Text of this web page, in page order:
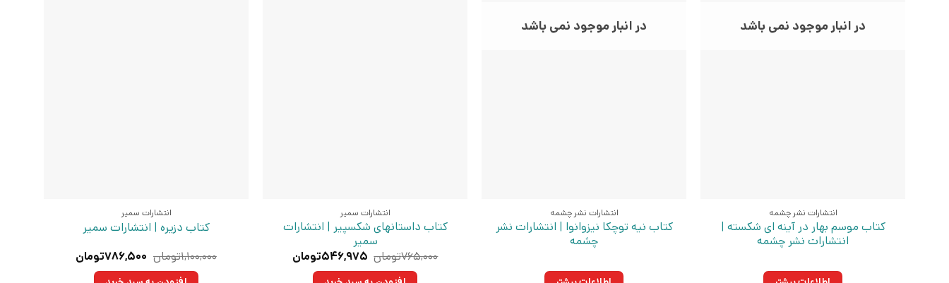
در انبار موجود نمی باشد
انتشارات نشر چشمه
کتاب موسم بهار در آینه ای شکسته |
انتشارات نشر چشمه
در انبار موجود نمی باشد
انتشارات نشر چشمه
کتاب نیه توچکا نیزوانوا | انتشارات نشر
چشمه
انتشارات سمیر
کتاب داستانهای شکسپیر | انتشارات
سمیر
۷۶۵,۰۰۰تومان قیمت
۷۶۵,۰۰۰تومان
۵۴۶,۹۷۵تومان
انتشارات سمیر
کتاب دزیره | انتشارات سمیر
۱,۱۰۰,۰۰۰تومان قیمت
۱,۱۰۰,۰۰۰تومان
۷۸۶,۵۰۰تومانقیمت